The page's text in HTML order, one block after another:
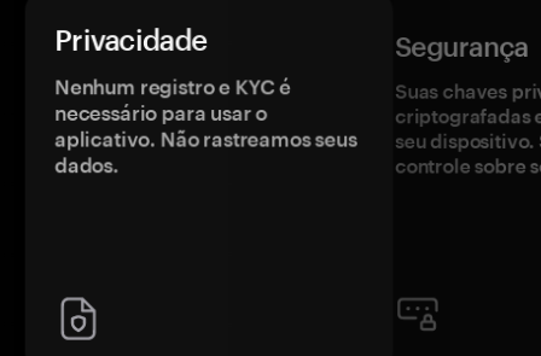
Privacidade
Nenhum registro e KYC é
necessário para usar o
aplicativo. Não rastreamos seus
dados.
Segurança
Suas chaves
criptografadas
seu dispositivo.
controle sobre